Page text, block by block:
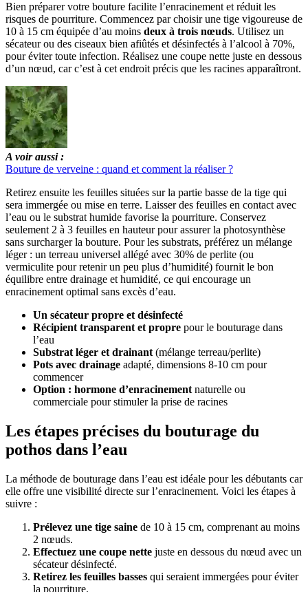
Bien préparer votre bouture facilite l’enracinement et réduit les
risques de pourriture. Commencez par choisir une tige vigoureuse de
10 à 15 cm équipée d’au moins deux à trois nœuds. Utilisez un
sécateur ou des ciseaux bien afiûtés et désinfectés à l’alcool à 70%,
pour éviter toute infection. Réalisez une coupe nette juste en dessous
d’un nœud, car c’est à cet endroit précis que les racines apparaîtront.
A voir aussi :
Bouture de verveine : quand et comment la réaliser ?
Retirez ensuite les feuilles situées sur la partie basse de la tige qui
sera immergée ou mise en terre. Laisser des feuilles en contact avec
l’eau ou le substrat humide favorise la pourriture. Conservez
seulement 2 à 3 feuilles en hauteur pour assurer la photosynthèse
sans surcharger la bouture. Pour les substrats, préférez un mélange
léger : un terreau universel allégé avec 30% de perlite (ou
vermiculite pour retenir un peu plus d’humidité) fournit le bon
équilibre entre drainage et humidité, ce qui encourage un
enracinement optimal sans excès d’eau.
Un sécateur propre et désinfecté
Récipient transparent et propre pour le bouturage dans
l’eau
Substrat léger et drainant (mélange terreau/perlite)
Pots avec drainage adapté, dimensions 8-10 cm pour
commencer
Option : hormone d’enracinement naturelle ou
commerciale pour stimuler la prise de racines
Les étapes précises du bouturage du
pothos dans l’eau
La méthode de bouturage dans l’eau est idéale pour les débutants car
elle offre une visibilité directe sur l’enracinement. Voici les étapes à
suivre :
Prélevez une tige saine de 10 à 15 cm, comprenant au moins
2 nœuds.
Effectuez une coupe nette juste en dessous du nœud avec un
sécateur désinfecté.
Retirez les feuilles basses qui seraient immergées pour éviter
la pourriture.